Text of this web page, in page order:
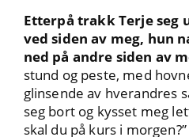
Etterpå trakk Terje seg
ved siden av meg, hun
ned på andre siden av
stund og peste, med
glinsende av hverandres
seg bort og kysset meg
skal du på kurs i